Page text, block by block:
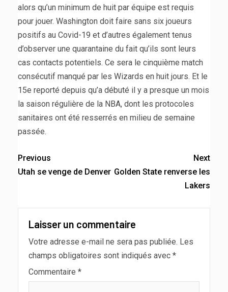
alors qu’un minimum de huit par équipe est requis
pour jouer. Washington doit faire sans six joueurs
positifs au Covid-19 et d’autres également tenus
d’observer une quarantaine du fait qu’ils sont leurs
cas contacts potentiels. Ce sera le cinquième match
consécutif manqué par les Wizards en huit jours. Et le
15e reporté depuis qu’a débuté il y a presque un mois
la saison régulière de la NBA, dont les protocoles
sanitaires ont été resserrés en milieu de semaine
passée.
Previous
Utah se venge de Denver
Next
Golden State renverse les
Lakers
Laisser un commentaire
Votre adresse e-mail ne sera pas publiée. Les
champs obligatoires sont indiqués avec *
Commentaire *